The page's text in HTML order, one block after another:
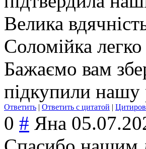
Велика
Соломійка
Бажаємо вам
підкупили
Ответить | Ответить с цитатой |
0 # Яна